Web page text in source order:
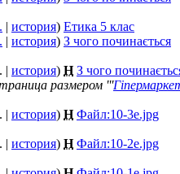
| история) Етика 5 клас
| история) З чого починається
| история) Н З чого
размером '''
| история) Н Файл:10-3e.jpg
| история) Н Файл:10-2e.jpg